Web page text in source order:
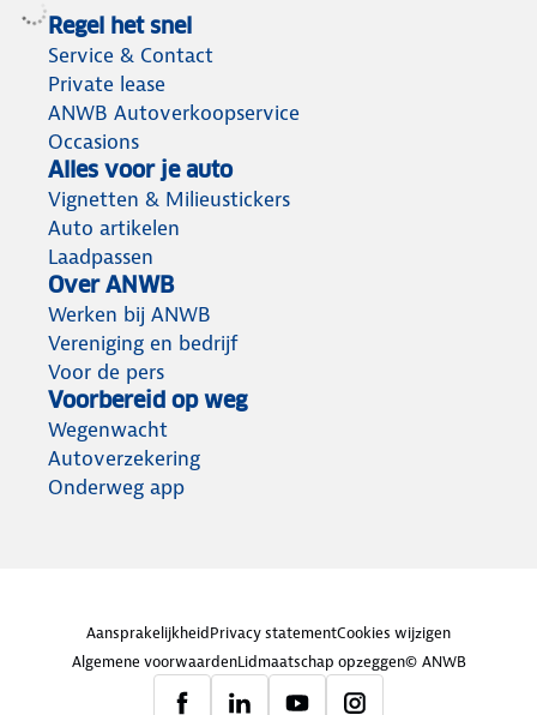
Regel het snel
Service & Contact
Private lease
ANWB Autoverkoopservice
Occasions
Alles voor je auto
Vignetten & Milieustickers
Auto artikelen
Laadpassen
Over ANWB
Werken bij ANWB
Vereniging en bedrijf
Voor de pers
Voorbereid op weg
Wegenwacht
Autoverzekering
Onderweg app
AansprakelijkheidPrivacy statementCookies wijzigen
Algemene voorwaardenLidmaatschap opzeggen© ANWB